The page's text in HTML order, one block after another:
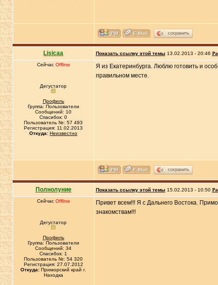
сохранить
Lisicaa Показать ссылку этой темы 13.02.2013 - 20:46
Сейчас Offline
Дегустатор
Профиль
Группа: Пользователи
Сообщений: 10
Спасибок: 0
Пользователь №: 57 493
Регистрация: 11.02.2013
Откуда: Неизвестно
Я из Екатеринбурга. Люблю готовить и
правильном месте.
сохранить
Полнолуние Показать ссылку этой темы 15.02.2013 - 10:50
Сейчас Offline
Дегустатор
Профиль
Группа: Пользователи
Сообщений: 34
Спасибок: 1
Пользователь №: 54 320
Регистрация: 27.07.2012
Откуда: Приморский край г.
Находка
Привет всем!!! Я с Дальнего Востока.
знакомствам!!!